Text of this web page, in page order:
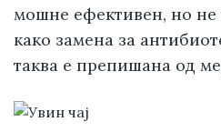
мошне ефективен, но не
како замена за
таква е препишана од